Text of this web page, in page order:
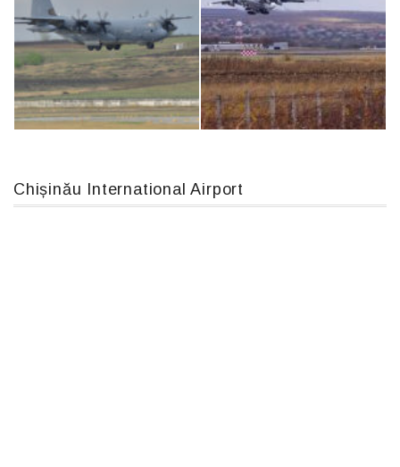
An12, UR-CGV Airbus A319-114 D-AILN, Lufthansa, Франкфурт-Кишинев, 24/06/18
Chișinău International Airport